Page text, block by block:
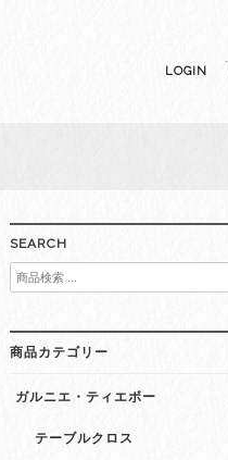
LOGIN
SEARCH
検
索
象:
商品カテゴリー
ガルニエ・ティエボー
テーブルクロス